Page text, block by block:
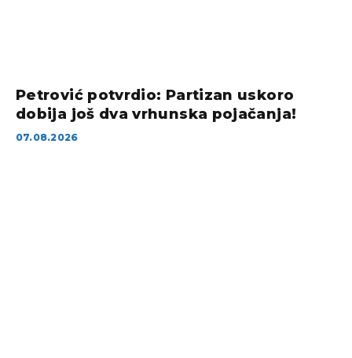
Petrović potvrdio: Partizan uskoro
dobija još dva vrhunska pojačanja!
07.08.2026